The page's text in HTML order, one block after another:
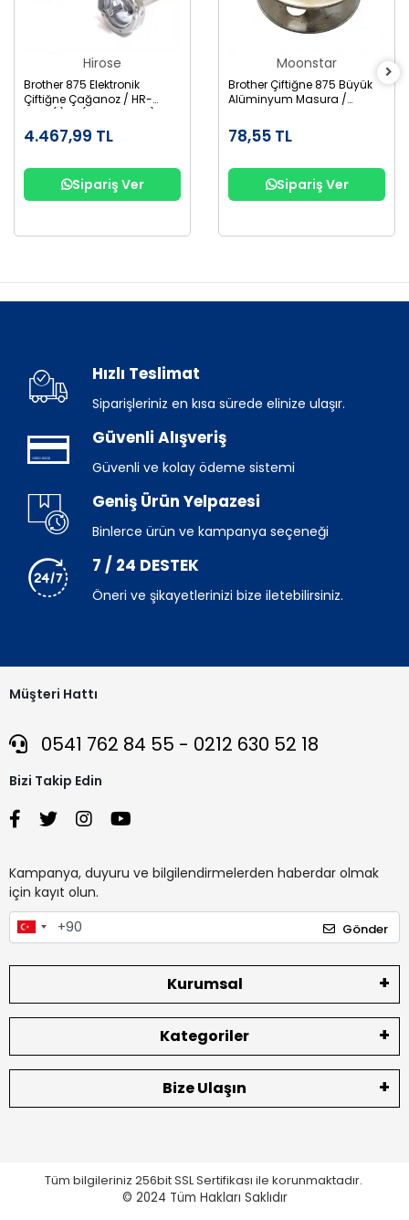
Hirose
Brother 875 Elektronik
Çiftiğne Çağanoz / HR-
12MC(1)TR (SA1689-001)
4.467,99 TL
Sipariş Ver
Moonstar
Brother Çiftiğne 875 Büyük
Alüminyum Masura /
78,55 TL
Sipariş Ver
Hızlı Teslimat
Siparişleriniz en kısa sürede elinize ulaşır.
Güvenli Alışveriş
Güvenli ve kolay ödeme sistemi
Geniş Ürün Yelpazesi
Binlerce ürün ve kampanya seçeneği
7 / 24 DESTEK
Öneri ve şikayetlerinizi bize iletebilirsiniz.
Müşteri Hattı
0541 762 84 55 - 0212 630 52 18
Bizi Takip Edin
Kampanya, duyuru ve bilgilendirmelerden haberdar olmak
için kayıt olun.
Gönder
Kurumsal
Kategoriler
Bize Ulaşın
Tüm bilgileriniz 256bit SSL Sertifikası ile korunmaktadır.
© 2024 Tüm Hakları Saklıdır